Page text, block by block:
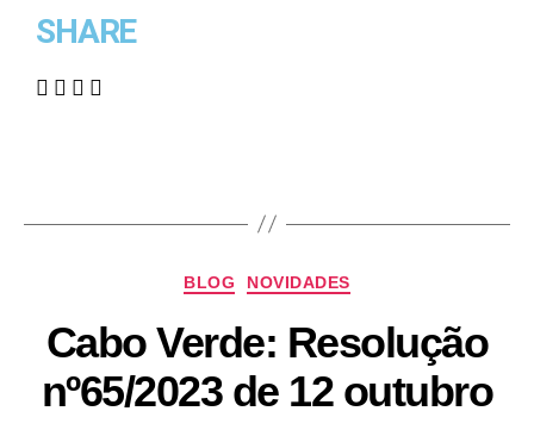
SHARE
BLOG NOVIDADES
Cabo Verde: Resolução
nº65/2023 de 12 outubro